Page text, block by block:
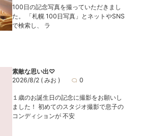
100日の記念写真を撮っていただきまし
た。 「札幌 100日写真」とネットやSNS
で検索し、 ラ
素敵な思い出♡
2026/8/2 ( みお ) 0
１歳のお誕生日の記念に撮影をお願いし
ました！ 初めてのスタジオ撮影で息子の
コンディションが 不安